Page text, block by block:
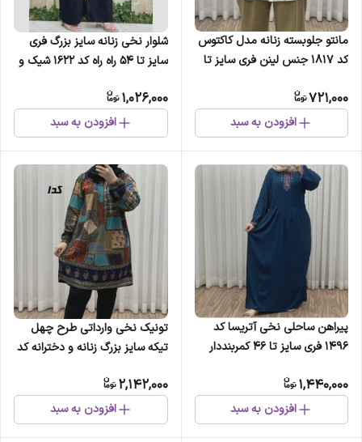
مانتو جلوبسته زنانه مدل کاکتوس
کد 1817 جنس لینن فری سایز تا
721,000
افزودن به سبد
شلوار نخی زنانه سایز بزرگ فری
سایز تا 54 راه راه کد 1622 شیک و
1,026,000
افزودن به سبد
پیراهن ساحلی نخی آتریسا کد
1496 فری سایز تا 46 کمربنددار
سایه اندازی
1,440,000
افزودن به سبد
تونیک نخی وارداتی طرح چهل
تیکه سایز بزرگ زنانه و دخترانه کد
2,142,000
افزودن به سبد